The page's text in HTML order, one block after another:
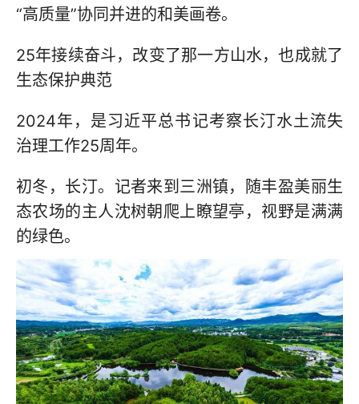
“高质量”协同并进的和美画卷。
25年接续奋斗，改变了那一方山水，也成就了
生态保护典范
2024年，是习近平总书记考察长汀水土流失
治理工作25周年。
初冬，长汀。记者来到三洲镇，随丰盈美丽生
态农场的主人沈树朝爬上瞭望亭，视野是满满
的绿色。